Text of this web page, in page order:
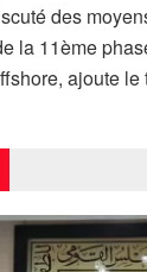
des
la 11ème
ajoute le